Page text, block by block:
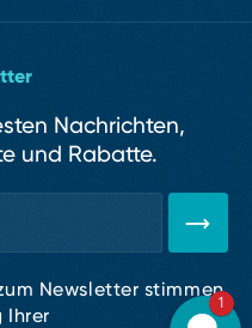
Nachrichten,
und Rabatte.
Newsletter stimmen
Ihrer
1